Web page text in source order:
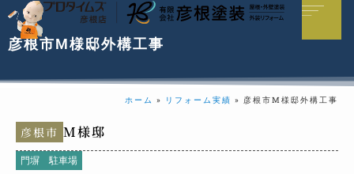
彦根市М様邸外構工事
ホーム » リフォーム実績 » 彦根市М様邸外構工事
彦根市 M様邸
門塀 駐車場